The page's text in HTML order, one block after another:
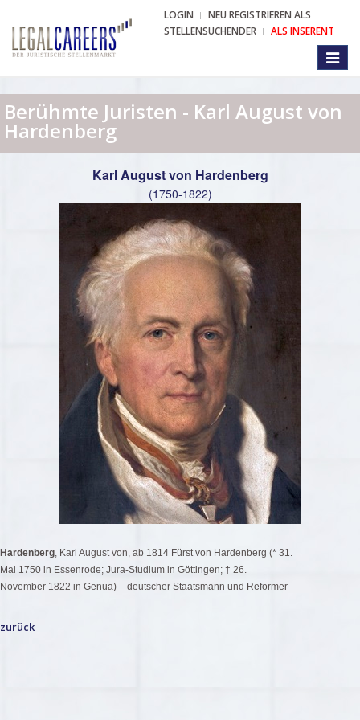
LOGIN
NEU REGISTRIEREN ALS
STELLENSUCHENDER
ALS INSERENT
Berühmte Juristen - Karl August von
Hardenberg
Karl August von Hardenberg
(1750-1822)
Hardenberg, Karl August von, ab 1814 Fürst von Hardenberg (* 31.
Mai 1750 in Essenrode; Jura-Studium in Göttingen; † 26.
November 1822 in Genua) – deutscher Staatsmann und Reformer
zurück